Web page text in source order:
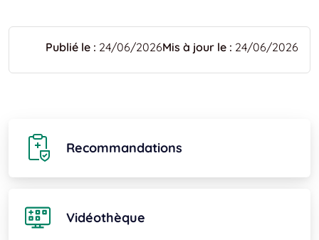
Publié le : 24/06/2026Mis à jour le : 24/06/2026
Recommandations
Vidéothèque